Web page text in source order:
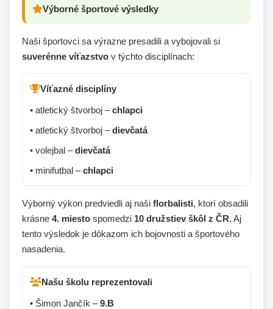
Výborné športové výsledky
Naši športovci sa výrazne presadili a vybojovali si
suverénne víťazstvo v týchto disciplínach:
Víťazné disciplíny
• atletický štvorboj –chlapci
• atletický štvorboj –dievčatá
• volejbal –dievčatá
• minifutbal –chlapci
Výborný výkon predviedli aj naši florbalisti, ktorí obsadili
krásne 4. miesto spomedzi 10 družstiev škôl z ČR. Aj
tento výsledok je dôkazom ich bojovnosti a športového
nasadenia.
Našu školu reprezentovali
• Šimon Jančík –9.B